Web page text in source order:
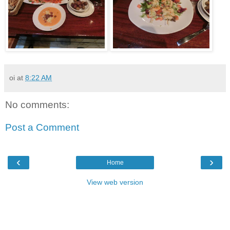
oi at 8:22 AM
No comments:
Post a Comment
‹ ›
Home
View web version